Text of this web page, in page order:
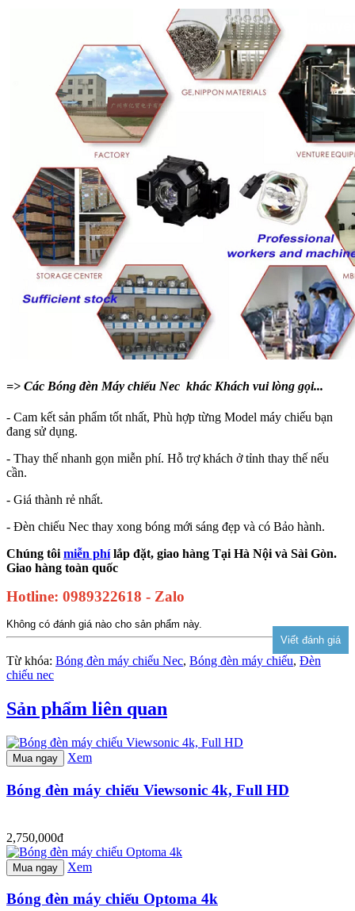
=> Các Bóng đèn Máy chiếu Nec khác Khách vui lòng gọi...
- Cam kết sản phẩm tốt nhất, Phù hợp từng Model máy chiếu bạn
đang sử dụng.
- Thay thế nhanh gọn miễn phí. Hỗ trợ khách ở tỉnh thay thế nếu
cần.
- Giá thành rẻ nhất.
- Đèn chiếu Nec thay xong bóng mới sáng đẹp và có Bảo hành.
Chúng tôi miễn phílắp đặt, giao hàng Tại Hà Nội và Sài Gòn.
Giao hàng toàn quốc
Hotline: 0989322618 - Zalo
Không có đánh giá nào cho sản phẩm này.
Từ khóa: Bóng đèn máy chiếu Nec, Bóng đèn máy chiếu, Đèn
chiếu nec
Sản phẩm liên quan
Mua ngay Xem
Bóng đèn máy chiếu Viewsonic 4k, Full HD
2,750,000đ
Mua ngay Xem
Bóng đèn máy chiếu Optoma 4k